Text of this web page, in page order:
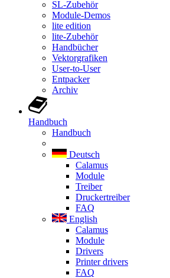
SL-Zubehör
Module-Demos
lite edition
lite-Zubehör
Handbücher
Vektorgrafiken
User-to-User
Entpacker
Archiv
Handbuch
Handbuch
Deutsch
Calamus
Module
Treiber
Druckertreiber
FAQ
English
Calamus
Module
Drivers
Printer drivers
FAQ